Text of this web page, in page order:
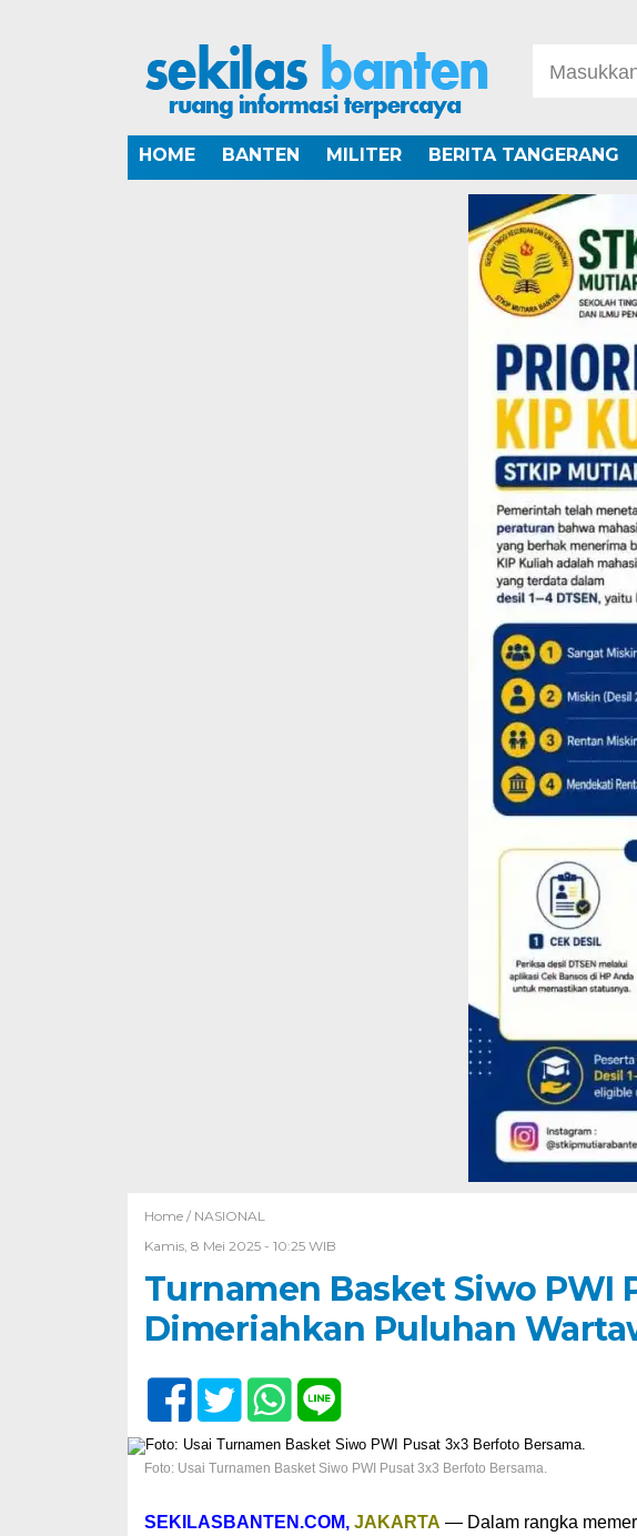
HOME BANTEN MILITER BERITA TANGERANG
Home / NASIONAL
Kamis, 8 Mei 2025 - 10:25 WIB
Turnamen Basket Siwo PWI
Dimeriahkan Puluhan
Foto: Usai Turnamen Basket Siwo PWI Pusat 3x3 Berfoto Bersama.
SEKILASBANTEN.COM, JAKARTA — Dalam rangka